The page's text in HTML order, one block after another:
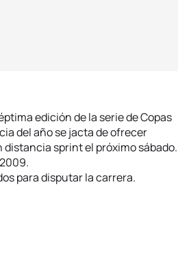
edición de la serie de Copas
del año se jacta de ofrecer
sprint el próximo sábado.
para disputar la carrera.